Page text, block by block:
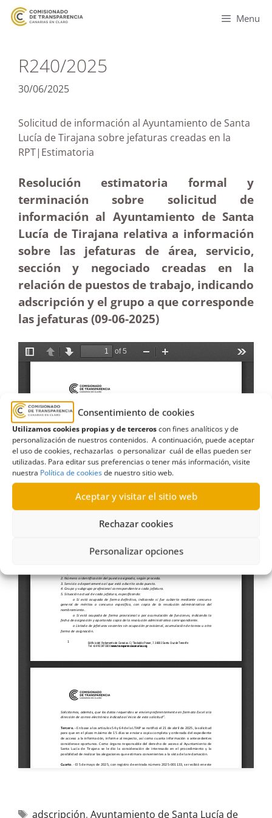
Consentimiento de cookies
Utilizamos cookies propias y de terceroscon fines analíticos y de
personalización de nuestros contenidos. A continuación, puede aceptar
el uso de cookies, rechazarlas o personalizar cuál de ellas pueden ser
utilizadas. Para editar sus preferencias o tener más información, visite
nuestra Política de cookiesde nuestro sitio web.
Aceptar y visitar el sitio web
Rechazar cookies
Personalizar opciones
Menu
R240/2025
30/06/2025
Solicitud de información al Ayuntamiento de Santa
Lucía de Tirajana sobre jefaturas creadas en la
RPT|Estimatoria
Resolución estimatoria formal y
terminación sobre solicitud de
información al Ayuntamiento de Santa
Lucía de Tirajana relativa a información
sobre las jefaturas de área, servicio,
sección y negociado creadas en la
relación de puestos de trabajo, indicando
adscripción y el grupo a que corresponde
las jefaturas (09-06-2025)
adscripción, Ayuntamiento de Santa Lucía de